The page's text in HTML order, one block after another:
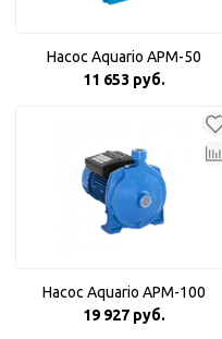
Насос Aquario APM-50
11 653 руб.
Насос Aquario APM-100
19 927 руб.